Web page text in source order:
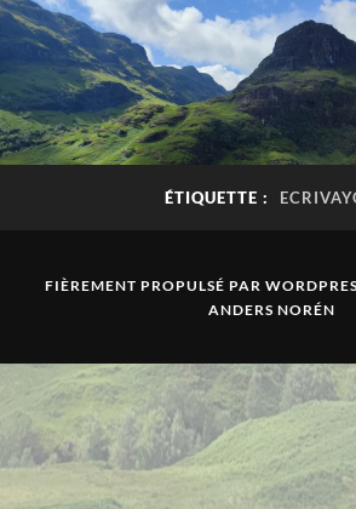
ÉTIQUETTE :
FIÈREMENT PROPULSÉ PAR
ANDERS NORÉN